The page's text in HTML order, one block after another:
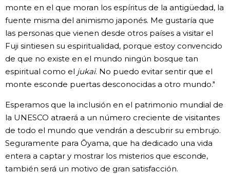
monte en el que moran los espíritus de la antigüedad, la
fuente misma del animismo japonés. Me gustaría que
las personas que vienen desde otros países a visitar el
Fuji sintiesen su espiritualidad, porque estoy convencido
de que no existe en el mundo ningún bosque tan
espiritual como el jukai. No puedo evitar sentir que el
monte esconde puertas desconocidas a otro mundo."
Esperamos que la inclusión en el patrimonio mundial de
la UNESCO atraerá a un número creciente de visitantes
de todo el mundo que vendrán a descubrir su embrujo.
Seguramente para Ōyama, que ha dedicado una vida
entera a captar y mostrar los misterios que esconde,
también será un motivo de gran satisfacción.